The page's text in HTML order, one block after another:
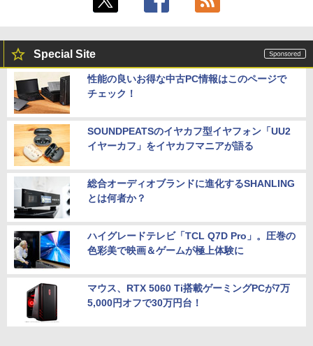
Special Site
性能の良いお得な中古PC情報はこのページで
チェック！
SOUNDPEATSのイヤカフ型イヤフォン「UU2
イヤーカフ」をイヤカフマニアが語る
総合オーディオブランドに進化するSHANLING
とは何者か？
ハイグレードテレビ「TCL Q7D Pro」。圧巻の
色彩美で映画＆ゲームが極上体験に
マウス、RTX 5060 Ti搭載ゲーミングPCが7万
5,000円オフで30万円台！